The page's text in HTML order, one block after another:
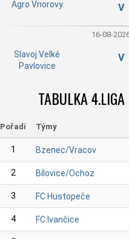
Agro Vnorovy V
16-08-
Slavoj Velké
Pavlovice
V
TABULKA
Pořadí Týmy
1 Bzenec/Vracov
2 Bílovice/Ochoz
3 FC Hustopeče
4 FC Ivančice